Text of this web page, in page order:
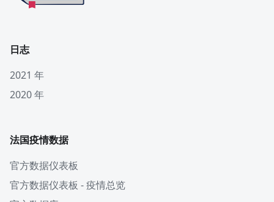
日志
2021 年
2020 年
法国疫情数据
官方数据仪表板
官方数据仪表板 - 疫情总览